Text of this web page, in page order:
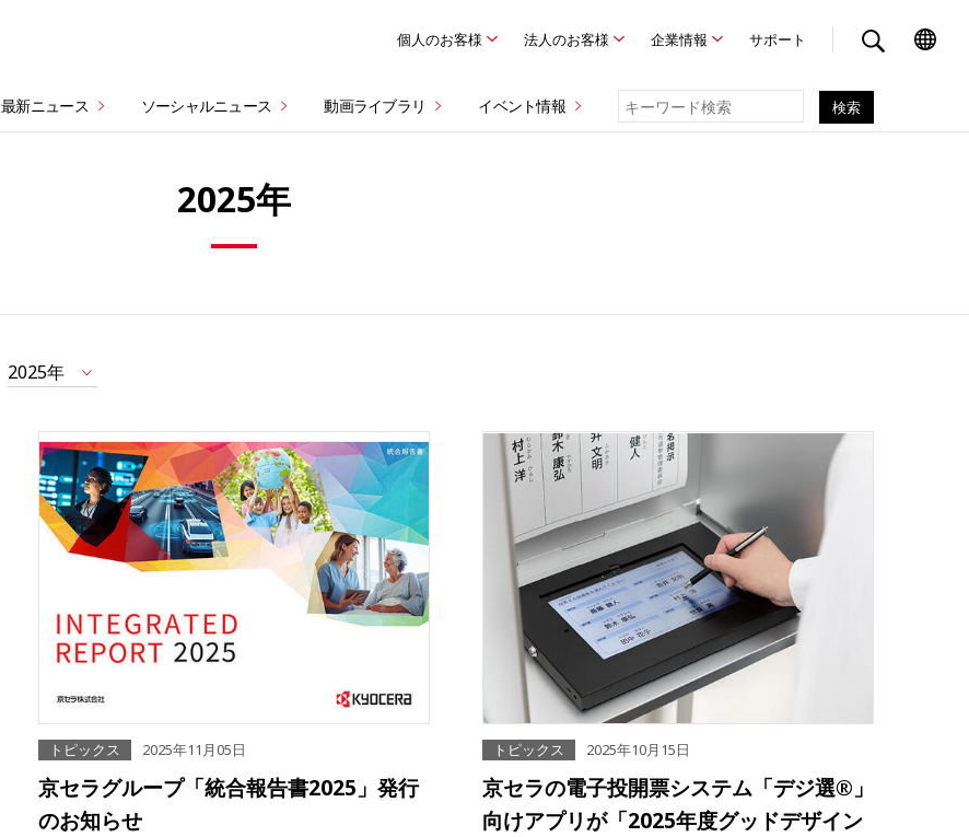
個人のお客様 法人のお客様 企業情報 サポート
最新ニュース ソーシャルニュース 動画ライブラリ イベント情報
2025年
2025年
トピックス 2025年11月05日
京セラグループ「統合報告書2025」発行
のお知らせ
トピックス 2025年10月15日
京セラの電子投開票システム「デジ選®」
向けアプリが「2025年度グッドデザイン